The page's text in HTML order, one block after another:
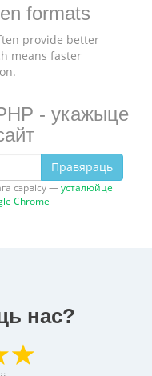
formats
provide better
means faster
- укажыце
Правяраць
сэрвісу —усталюйце
Chrome
нас?